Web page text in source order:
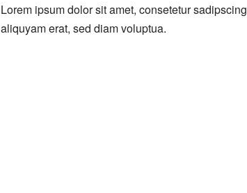
Lorem ipsum dolor sit amet, consetetur
aliquyam erat, sed diam voluptua.